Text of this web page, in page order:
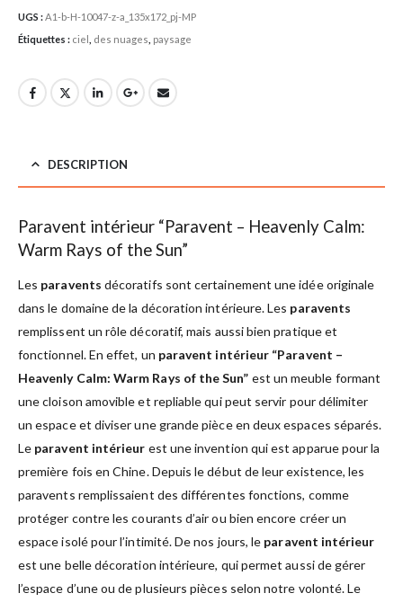
UGS : A1-b-H-10047-z-a_135x172_pj-MP
Étiquettes : ciel des nuages paysage
DESCRIPTION
Paravent intérieur “Paravent – Heavenly Calm:
Warm Rays of the Sun”
Les paravents décoratifs sont certainement une idée originale
dans le domaine de la décoration intérieure. Les paravents
remplissent un rôle décoratif, mais aussi bien pratique et
fonctionnel. En effet, un paravent intérieur “Paravent –
Heavenly Calm: Warm Rays of the Sun” est un meuble formant
une cloison amovible et repliable qui peut servir pour délimiter
un espace et diviser une grande pièce en deux espaces séparés.
Le paravent intérieur est une invention qui est apparue pour la
première fois en Chine. Depuis le début de leur existence, les
paravents remplissaient des différentes fonctions, comme
protéger contre les courants d’air ou bien encore créer un
espace isolé pour l’intimité. De nos jours, le paravent intérieur
est une belle décoration intérieure, qui permet aussi de gérer
l’espace d’une ou de plusieurs pièces selon notre volonté. Le